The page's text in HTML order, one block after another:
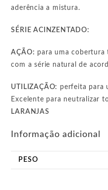
aderência a mistura.
SÉRIE ACINZENTADO:
AÇÃO: para uma cobertura
com a série natural de
UTILIZAÇÃO: perfeita para
Excelente para neutralizar
LARANJAS
Informação adicional
PESO